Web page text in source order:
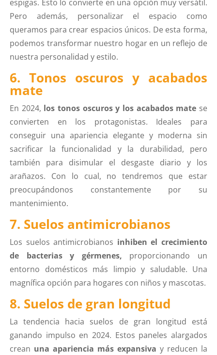
espigas. Esto lo convierte en una opción muy versátil.
Pero además, personalizar el espacio como
queramos para crear espacios únicos. De esta forma,
podemos transformar nuestro hogar en un reflejo de
nuestra personalidad y estilo.
6. Tonos oscuros y acabados
mate
En 2024, los tonos oscuros y los acabados mate se
convierten en los protagonistas. Ideales para
conseguir una apariencia elegante y moderna sin
sacrificar la funcionalidad y la durabilidad, pero
también para disimular el desgaste diario y los
arañazos. Con lo cual, no tendremos que estar
preocupándonos constantemente por su
mantenimiento.
7. Suelos antimicrobianos
Los suelos antimicrobianos inhiben el crecimiento
de bacterias y gérmenes, proporcionando un
entorno domésticos más limpio y saludable. Una
magnífica opción para hogares con niños y mascotas.
8. Suelos de gran longitud
La tendencia hacia suelos de gran longitud está
ganando impulso en 2024. Estos paneles alargados
crean una apariencia más expansiva y reducen la